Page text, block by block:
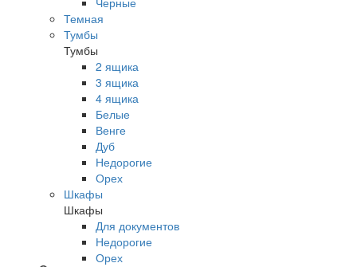
Темная
Тумбы
Тумбы
2 ящика
3 ящика
4 ящика
Белые
Венге
Дуб
Недорогие
Орех
Шкафы
Шкафы
Для документов
Недорогие
Орех